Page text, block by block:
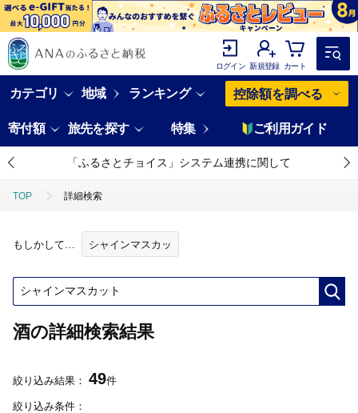
ログイン 新規登録 カート
カテゴリ 地域 ランキング 控除額を調べる
寄付額 旅先を探す 特集 ご利用ガイド
「ふるさとチョイス」システム連携に関して
TOP 詳細検索
もしかして… シャインマスカッ
酒の詳細検索結果
絞り込み結果： 49件
絞り込み条件：